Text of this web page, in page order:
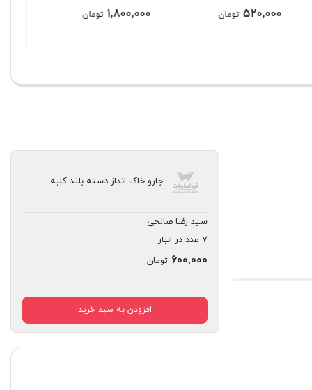
50,000
3,500,000
جارو خاک انداز دسته بلند کلبه
سید رضا صالحی
7 عدد در انبار
600,000 تومان
افزودن به سبد خرید